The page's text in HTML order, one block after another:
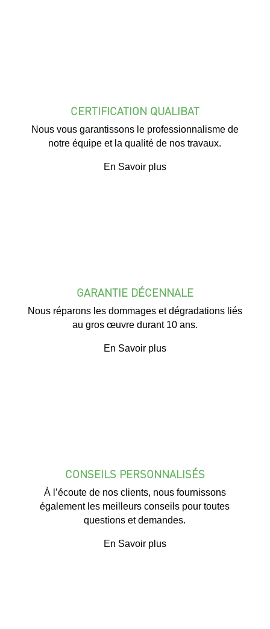
CERTIFICATION QUALIBAT
Nous vous garantissons le professionnalisme de
notre équipe et la qualité de nos travaux.
En Savoir plus
GARANTIE DÉCENNALE
Nous réparons les dommages et dégradations liés
au gros œuvre durant 10 ans.
En Savoir plus
CONSEILS PERSONNALISÉS
À l’écoute de nos clients, nous fournissons
également les meilleurs conseils pour toutes
questions et demandes.
En Savoir plus